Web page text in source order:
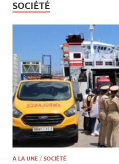
SOCIÉTÉ
A LA UNE / SOCIÉTÉ